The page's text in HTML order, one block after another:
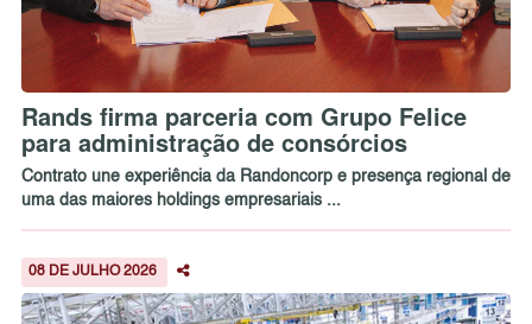
Rands firma parceria com Grupo Felice
para administração de consórcios
Contrato une experiência da Randoncorp e presença regional de
uma das maiores holdings empresariais ...
08 DE JULHO 2026